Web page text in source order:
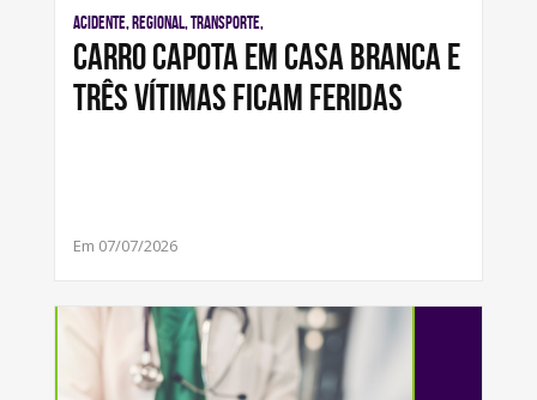
Acidente, Regional, Transporte,
Carro capota em Casa Branca e
três vítimas ficam feridas
Em 07/07/2026